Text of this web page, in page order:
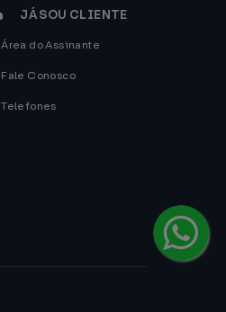
JÁ SOU CLIENTE
Área do Assinante
Fale Conosco
Telefones